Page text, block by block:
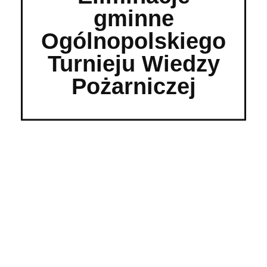
gminne
Ogólnopolskiego
Turnieju Wiedzy
Pożarniczej